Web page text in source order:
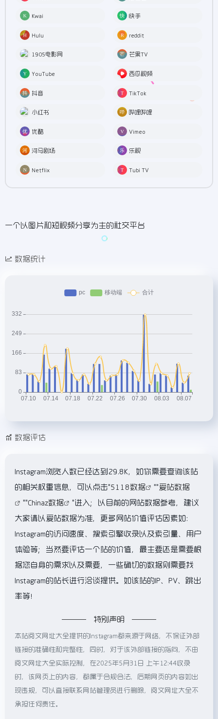
Kwai 快手
Hulu reddit
1905电影网 芒果TV
YouTube 西瓜视频
抖音 TikTok
小红书 哔哩哔哩
优酷 Vimeo
河马剧场 乐视
Netflix Tubi TV
一个以图片和短视频分享为主的社交平台
数据统计
数据评估
Instagram浏览人数已经达到29.8K，如你需要查询该站
的相关权重信息，可以点击"5118数据 ""爱站数据
""Chinaz数据
"进入；以目前的网站数据参考，建议
大家请以爱站数据为准，更多网站价值评估因素如：
Instagram的访问速度、搜索引擎收录以及索引量、用户
体验等；当然要评估一个站的价值，最主要还是需要根
据您自身的需求以及需要，一些确切的数据则需要找
Instagram的站长进行洽谈提供。如该站的IP、PV、跳出
率等！
特别声明
本站阅文网址大全提供的Instagram都来源于网络，不保证外部
链接的准确性和完整性，同时，对于该外部链接的指向，不由
阅文网址大全实际控制，在2025年5月31日 上午12:44收录
时，该网页上的内容，都属于合规合法，后期网页的内容如出
现违规，可以直接联系网站管理员进行删除，阅文网址大全不
承担任何责任。